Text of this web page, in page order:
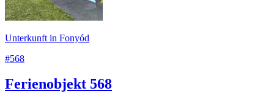
Unterkunft in Fonyód
#568
Ferienobjekt 568